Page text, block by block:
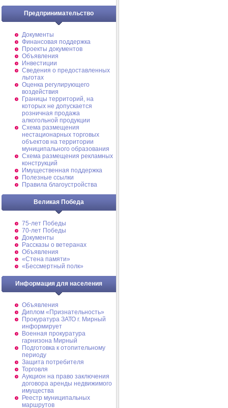
Предпринимательство
Документы
Финансовая поддержка
Проекты документов
Объявления
Инвестиции
Сведения о предоставленных
льготах
Оценка регулирующего
воздействия
Границы территорий, на
которых не допускается
розничная продажа
алкогольной продукции
Схема размещения
нестационарных торговых
объектов на территории
муниципального образования
Схема размещения рекламных
конструкций
Имущественная поддержка
Полезные ссылки
Правила благоустройства
Великая Победа
75-лет Победы
70-лет Победы
Документы
Рассказы о ветеранах
Объявления
«Стена памяти»
«Бессмертный полк»
Информация для населения
Объявления
Диплом «Признательность»
Прокуратура ЗАТО г. Мирный
информирует
Военная прокуратура
гарнизона Мирный
Подготовка к отопительному
периоду
Защита потребителя
Торговля
Аукцион на право заключения
договора аренды недвижимого
имущества
Реестр муниципальных
маршрутов